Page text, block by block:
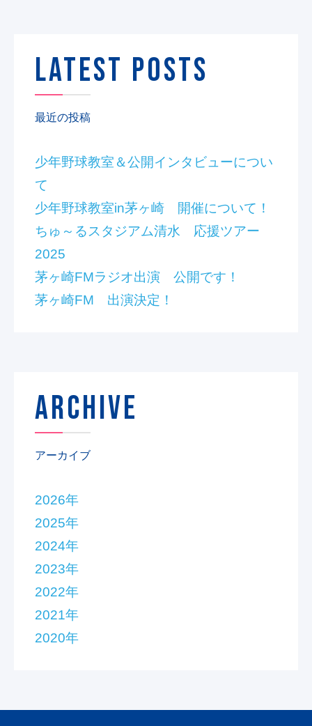
LATEST POSTS
最近の投稿
少年野球教室＆公開インタビューについ
て
少年野球教室in茅ヶ崎 開催について！
ちゅ～るスタジアム清水 応援ツアー
2025
茅ヶ崎FMラジオ出演 公開です！
茅ヶ崎FM 出演決定！
ARCHIVE
アーカイブ
2026年
2025年
2024年
2023年
2022年
2021年
2020年